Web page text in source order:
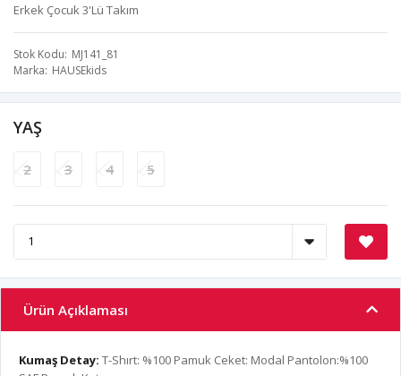
Erkek Çocuk 3'Lü Takım
Stok Kodu MJ141_81
Marka HAUSEkids
YAŞ
2 3 4 5
Ürün Açıklaması
Kumaş Detay: T-Shırt: %100 Pamuk Ceket: Modal Pantolon:%100